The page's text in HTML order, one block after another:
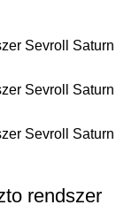
rendszer